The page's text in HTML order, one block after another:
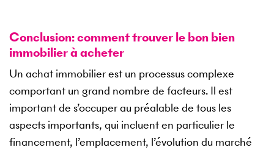
Conclusion: comment trouver le bon bien
immobilier à acheter
Un achat immobilier est un processus complexe
comportant un grand nombre de facteurs. Il est
important de s’occuper au préalable de tous les
aspects importants, qui incluent en particulier le
financement, l’emplacement, l’évolution du marché